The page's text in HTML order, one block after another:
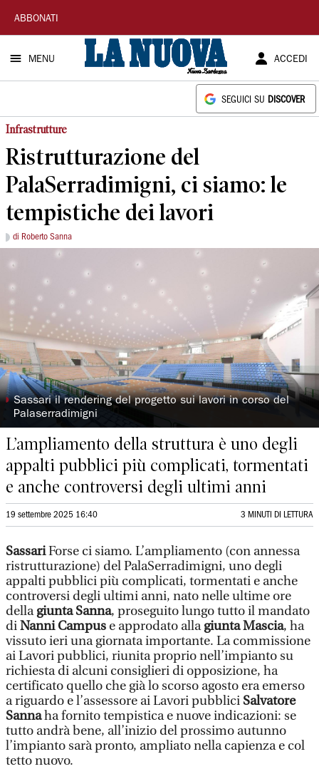
La
Nuova
Sardegna
ABBONATI
MENU ACCEDI
SEGUICI SU DISCOVER
Infrastrutture
Ristrutturazione del
PalaSerradimigni, ci siamo: le
tempistiche dei lavori
di Roberto Sanna
◗Sassari il rendering del progetto sui lavori in corso del
Palaserradimigni
L’ampliamento della struttura è uno degli
appalti pubblici più complicati, tormentati
e anche controversi degli ultimi anni
19 settembre 2025 16:40 3 MINUTI DI LETTURA
SassariForse ci siamo. L’ampliamento (con annessa
ristrutturazione) del PalaSerradimigni, uno degli
appalti pubblici più complicati, tormentati e anche
controversi degli ultimi anni, nato nelle ultime ore
dellagiunta Sanna, proseguito lungo tutto il mandato
diNanni Campus e approdato allagiunta Mascia, ha
vissuto ieri una giornata importante. La commissione
ai Lavori pubblici, riunita proprio nell’impianto su
richiesta di alcuni consiglieri di opposizione, ha
certificato quello che già lo scorso agosto era emerso
a riguardo e l’assessore ai Lavori pubblici Salvatore
Sannaha fornito tempistica e nuove indicazioni: se
tutto andrà bene, all’inizio del prossimo autunno
l’impianto sarà pronto, ampliato nella capienza e col
tetto nuovo.